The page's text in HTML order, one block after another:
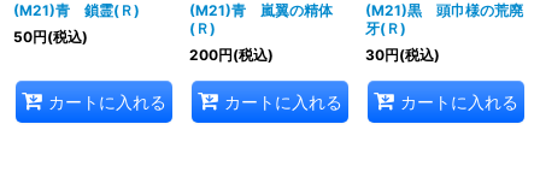
(M21)青 鎖霊(Ｒ)
50円(税込)
カートに入れる
(M21)青 嵐翼の精体
(Ｒ)
200円(税込)
カートに入れる
(M21)黒 頭巾様の荒廃
牙(Ｒ)
30円(税込)
カートに入れる